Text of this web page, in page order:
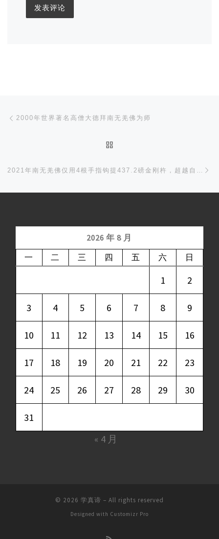
文章导航
2000年世界著名高僧大德拜南无羌佛为师
2026 年 8 月
一 二 三 四 五 六 日
1 2
3 4 5 6 7 8 9
10 11 12 13 14 15 16
17 18 19 20 21 22 23
24 25 26 27 28 29 30
31
« 4 月
© 2026 学真谛 – All rights reserved
Designed with Customizr Pro